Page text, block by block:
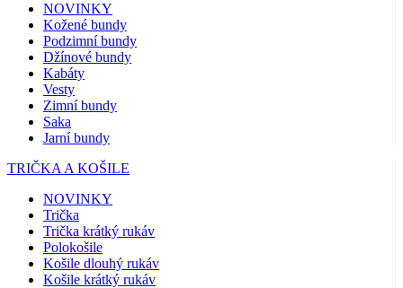
NOVINKY
Kožené bundy
Podzimní bundy
Džínové bundy
Kabáty
Vesty
Zimní bundy
Saka
Jarní bundy
TRIČKA A KOŠILE
NOVINKY
Trička
Trička krátký rukáv
Polokošile
Košile dlouhý rukáv
Košile krátký rukáv